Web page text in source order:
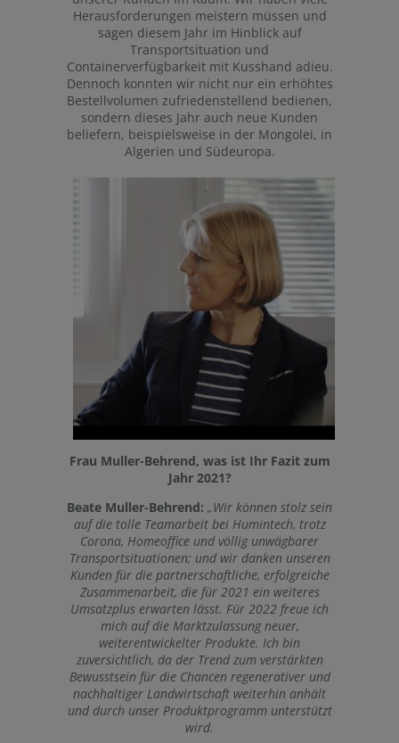
Herausforderungen meistern müssen und
sagen diesem Jahr im Hinblick auf
Transportsituation und
Containerverfügbarkeit mit Kusshand adieu.
Dennoch konnten wir nicht nur ein erhöhtes
Bestellvolumen zufriedenstellend bedienen,
sondern dieses Jahr auch neue Kunden
beliefern, beispielsweise in der Mongolei, in
Algerien und Südeuropa.
Frau Muller-Behrend, was ist Ihr Fazit zum
Jahr 2021?
Beate Muller-Behrend: „Wir können stolz sein
auf die tolle Teamarbeit bei Humintech, trotz
Corona, Homeoffice und völlig unwägbarer
Transportsituationen; und wir danken unseren
Kunden für die partnerschaftliche, erfolgreiche
Zusammenarbeit, die für 2021 ein weiteres
Umsatzplus erwarten lässt. Für 2022 freue ich
mich auf die Marktzulassung neuer,
weiterentwickelter Produkte. Ich bin
zuversichtlich, da der Trend zum verstärkten
Bewusstsein für die Chancen regenerativer und
nachhaltiger Landwirtschaft weiterhin anhält
und durch unser Produktprogramm unterstützt
wird.